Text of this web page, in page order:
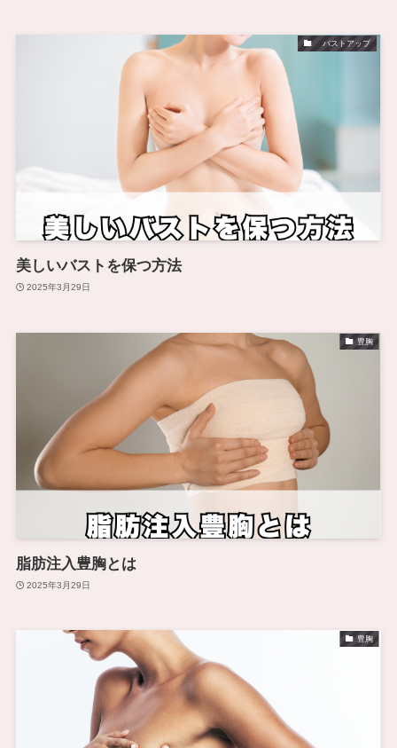
バストアップ
美しいバストを保つ方法
2025年3月29日
豊胸
脂肪注入豊胸とは
2025年3月29日
豊胸